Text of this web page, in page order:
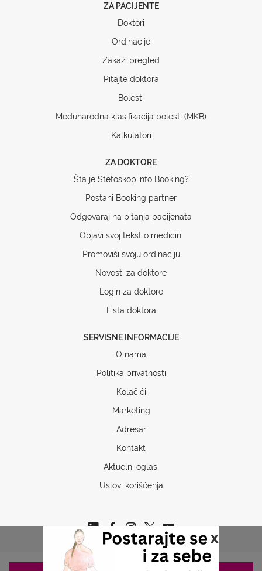
x
ZA PACIJENTE
Doktori
Ordinacije
Zakaži pregled
Pitajte doktora
Bolesti
Međunarodna klasifikacija bolesti (MKB)
Kalkulatori
ZA DOKTORE
Šta je Stetoskop.info Booking?
Postani Booking partner
Odgovaraj na pitanja pacijenata
Objavi svoj tekst o medicini
Promoviši svoju ordinaciju
Novosti za doktore
Login za doktore
Lista doktora
SERVISNE INFORMACIJE
O nama
Politika privatnosti
Kolačići
Marketing
Adresar
Kontakt
Aktuelni oglasi
Uslovi korišćenja